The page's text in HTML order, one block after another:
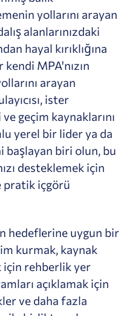
yollarını arayan
alanlarınızdaki
hayal kırıklığına
kendi MPA'nızın
arayan
ister
geçim kaynaklarını
yerel bir lider ya da
başlayan biri olun, bu
desteklemek için
pratik içgörü
hedeflerine uygun bir
kurmak, kaynak
için rehberlik yer
açıklamak için
ve daha fazla